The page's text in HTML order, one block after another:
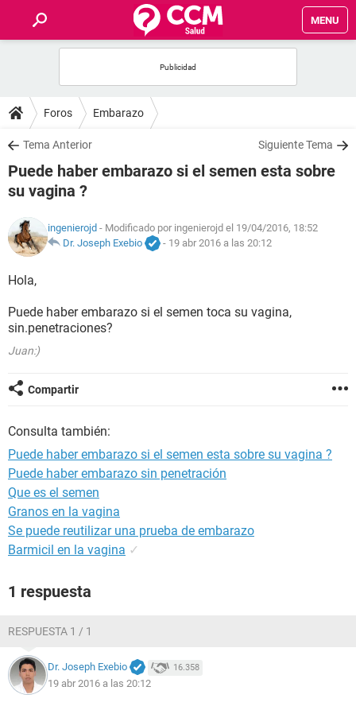
MENU
FOROS
SALUD
NUTRICIÓN
SEXUALIDAD
GLOSARIO
Foros Embarazo
Tema Anterior Siguiente Tema
Puede haber embarazo si el semen esta sobre
su vagina ?
ingenierojd - Modificado por ingenierojd el 19/04/2016, 18:52
Dr. Joseph Exebio
- 19 abr 2016 a las 20:12
Hola,
Puede haber embarazo si el semen toca su vagina,
sin.penetraciones?
Juan:)
Compartir
Consulta también:
Puede haber embarazo si el semen esta sobre su vagina ?
Puede haber embarazo sin penetración
Que es el semen
Granos en la vagina
Se puede reutilizar una prueba de embarazo
Barmicil en la vagina ✓
1 respuesta
RESPUESTA 1 / 1
Dr. Joseph Exebio 16.358
19 abr 2016 a las 20:12